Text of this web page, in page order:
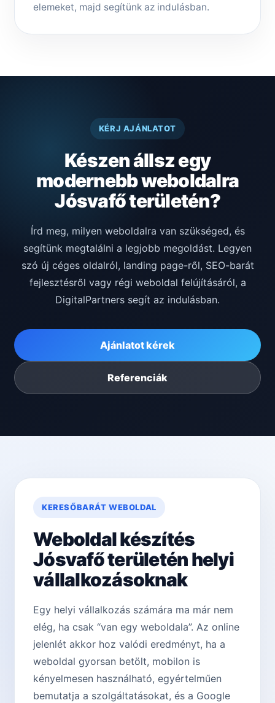
elemeket, majd segítünk az indulásban.
KÉRJ AJÁNLATOT
Készen állsz egy
modernebb weboldalra
Jósvafő területén?
Írd meg, milyen weboldalra van szükséged, és
segítünk megtalálni a legjobb megoldást. Legyen
szó új céges oldalról, landing page-ről, SEO-barát
fejlesztésről vagy régi weboldal felújításáról, a
DigitalPartners segít az indulásban.
Ajánlatot kérek
Referenciák
KERESŐBARÁT WEBOLDAL
Weboldal készítés
Jósvafő területén helyi
vállalkozásoknak
Egy helyi vállalkozás számára ma már nem
elég, ha csak “van egy weboldala”. Az online
jelenlét akkor hoz valódi eredményt, ha a
weboldal gyorsan betölt, mobilon is
kényelmesen használható, egyértelműen
bemutatja a szolgáltatásokat, és a Google